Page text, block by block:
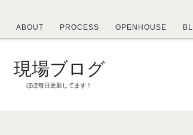
ABOUT PROCESS OPENHOUSE
現場ブログ
ほぼ毎日更新してます！